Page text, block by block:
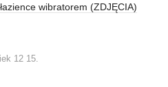
wibratorem (ZDJĘCIA)
12 15.